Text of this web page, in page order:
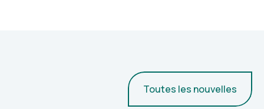
Toutes les nouvelles